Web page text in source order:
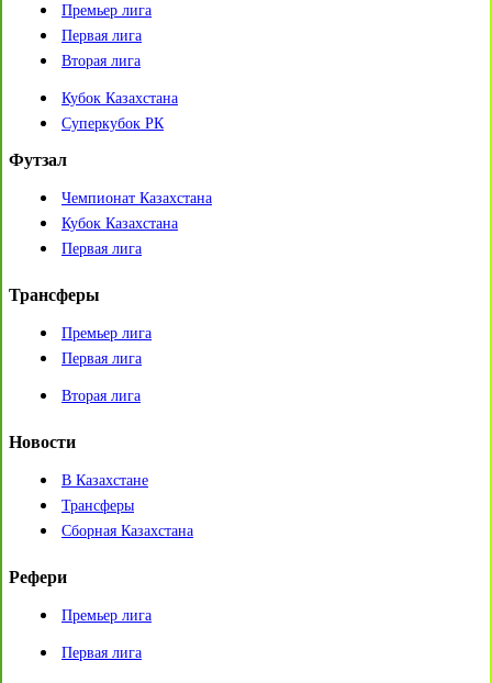
Премьер лига
Первая лига
Вторая лига
Кубок Казахстана
Суперкубок РК
Футзал
Чемпионат Казахстана
Кубок Казахстана
Первая лига
Трансферы
Премьер лига
Первая лига
Вторая лига
Новости
В Казахстане
Трансферы
Сборная Казахстана
Рефери
Премьер лига
Первая лига